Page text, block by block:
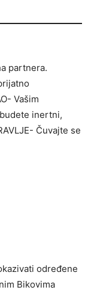
partnera.
Vašim
inertni,
Čuvajte se
određene
Bikovima